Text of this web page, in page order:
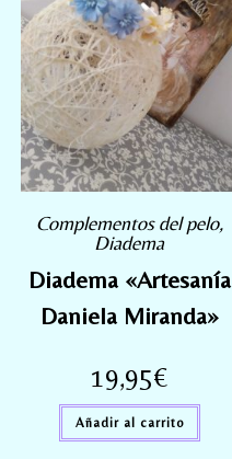
Complementos del pelo,
Diadema
Diadema «Artesanía
Daniela Miranda»
19,95€
Añadir al carrito